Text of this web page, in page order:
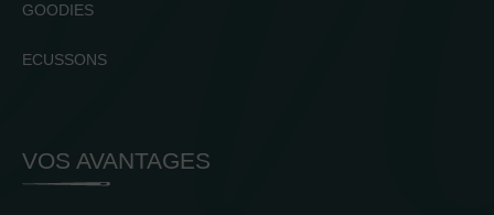
GOODIES
ECUSSONS
VOS AVANTAGES